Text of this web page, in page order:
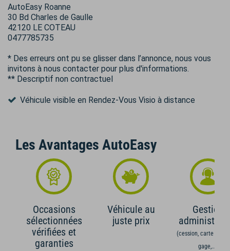
AutoEasy Roanne
30 Bd Charles de Gaulle
42120 LE COTEAU
0477785735
* Des erreurs ont pu se glisser dans l’annonce, nous vous
invitons à nous contacter pour plus d'informations.
** Descriptif non contractuel
Véhicule visible en Rendez-Vous Visio à distance
Les Avantages AutoEasy
Occasions
sélectionnées
vérifiées et
garanties
Véhicule au
juste prix
Gestion
(cession, carte grise,
gage,...)